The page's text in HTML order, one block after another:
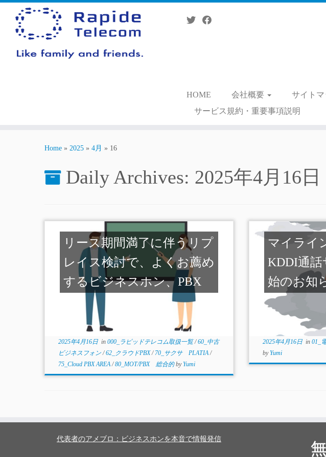
Skip
content
HOME 会社概要 サイト
サービス規約・重要事項説明
Home » 2025 » 4月 » 16
Daily Archives: 2025年4月16日
リース期間満了に伴うリプ
レイス検討で、よくお薦め
するビジネスホン、PBX
2025年4月16日in 000_ラピッドテレコム取扱一覧/60_中古
ビジネスフォン/62_クラウドPBX/ 70_サクサ PLATIA/
75_Cloud PBX AREA/80_MOT/PBX 総合的byYumi
マイライ
KDDI通話
始のお知
2025年4月16日in 01_
byYumi
代表者のアメブロ：ビジネスホンを本音で情報発信